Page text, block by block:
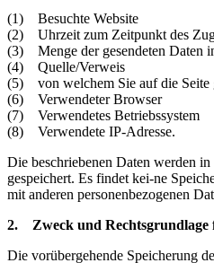
(1) Besuchte Website
(2) Uhrzeit zum Zeitpunkt des
(3) Menge der gesendeten Daten
(4) Quelle/Verweis
(5) von welchem Sie auf die Seite
(6) Verwendeter Browser
(7) Verwendetes Betriebssystem
(8) Verwendete IP-Adresse.
Die beschriebenen Daten werden
gespeichert. Es findet kei-ne
mit anderen personenbezogenen
2. Zweck und Rechtsgrundlage
Die vorübergehende Speicherung